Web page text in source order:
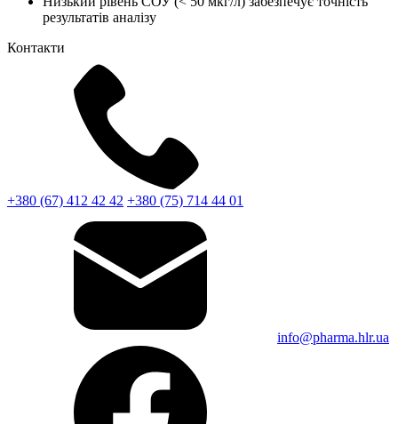
результатів аналізу
Контакти
+380 (67) 412 42 42 +380 (75) 714 44 01
info@pharma.hlr.ua